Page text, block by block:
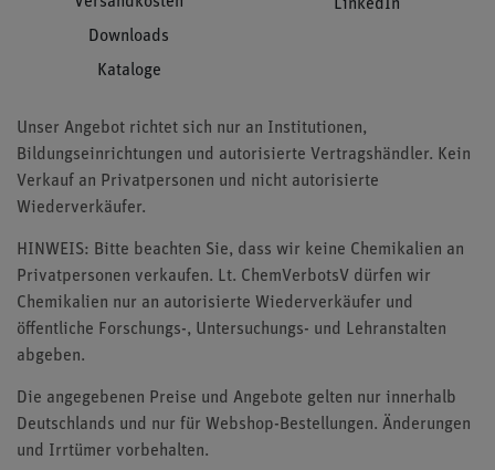
Downloads
Kataloge
LinkedIn
Unser Angebot richtet sich nur an Institutionen,
Bildungseinrichtungen und autorisierte Vertragshändler. Kein
Verkauf an Privatpersonen und nicht autorisierte
Wiederverkäufer.
HINWEIS: Bitte beachten Sie, dass wir keine Chemikalien an
Privatpersonen verkaufen. Lt. ChemVerbotsV dürfen wir
Chemikalien nur an autorisierte Wiederverkäufer und
öffentliche Forschungs-, Untersuchungs- und Lehranstalten
abgeben.
Die angegebenen Preise und Angebote gelten nur innerhalb
Deutschlands und nur für Webshop-Bestellungen. Änderungen
und Irrtümer vorbehalten.